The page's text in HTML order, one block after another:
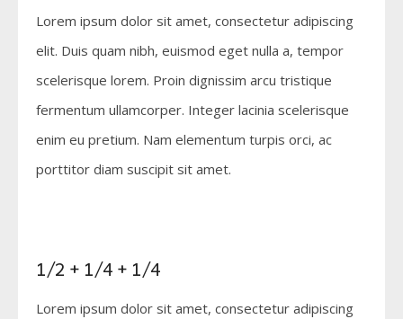
Lorem ipsum dolor sit amet, consectetur adipiscing
elit. Duis quam nibh, euismod eget nulla a, tempor
scelerisque lorem. Proin dignissim arcu tristique
fermentum ullamcorper. Integer lacinia scelerisque
enim eu pretium. Nam elementum turpis orci, ac
porttitor diam suscipit sit amet.
1/2 + 1/4 + 1/4
Lorem ipsum dolor sit amet, consectetur adipiscing